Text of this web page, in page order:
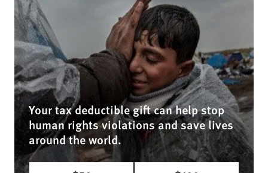
Your tax deductible gift can help stop
human rights violations and save lives
around the world.